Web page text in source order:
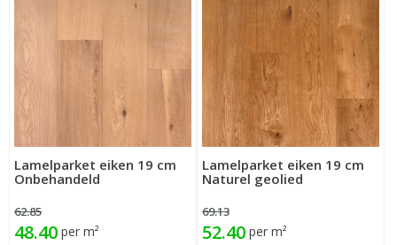
Lamelparket eiken 19 cm
Onbehandeld
62.85
48.40 per m²
Lamelparket eiken 19 cm
Naturel geolied
69.13
52.40 per m²